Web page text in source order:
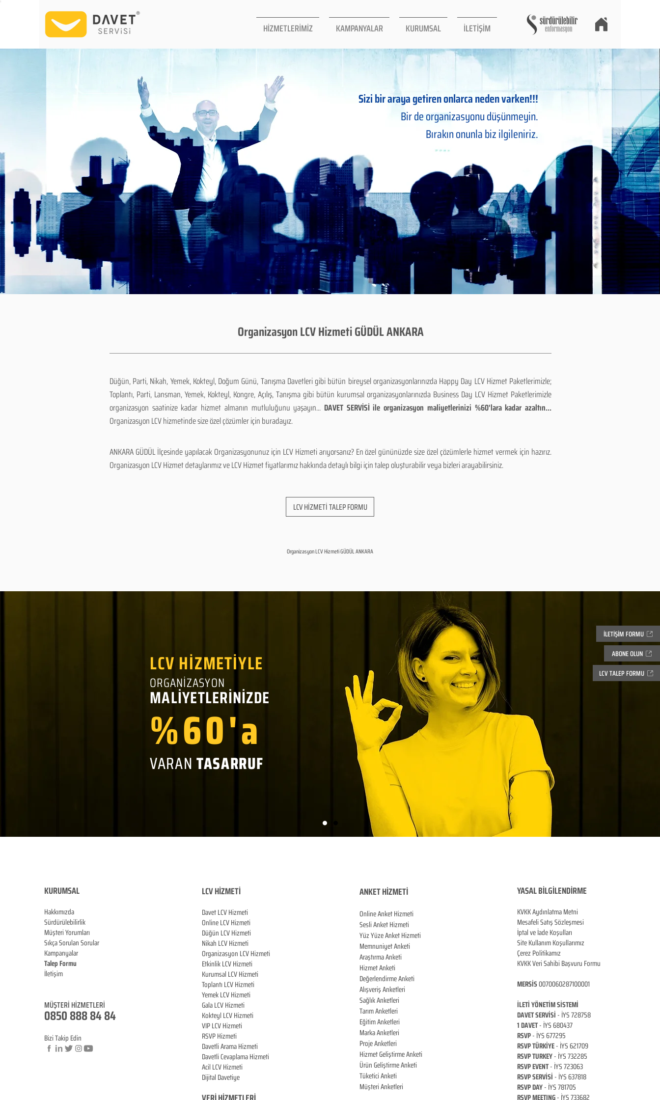
HİZMETLERİMİZ KAMPANYALAR KURUMSAL İLETİŞİM
ABONE OLUN
LCV TALEP FORMU
İLETİŞİM FORMU
Sizi bir araya getiren onlarca neden varken!!!
Bir de organizasyonu düşünmeyin.
Bırakın onunla biz ilgileniriz.
Organizasyon LCV Hizmeti GÜDÜL ANKARA
Düğün, Parti, Nikah, Yemek, Kokteyl, Doğum Günü, Tanışma Davetleri gibi bütün bireysel organizasyonlarınızda Happy Day LCV Hizmet Paketlerimizle;
Toplantı, Parti, Lansman, Yemek, Kokteyl, Kongre, Açılış, Tanışma gibi bütün kurumsal organizasyonlarınızda Business Day LCV Hizmet Paketlerimizle
organizasyon saatinize kadar hizmet almanın mutluluğunu yaşayın... DAVET SERVİSİ ile organizasyon maliyetlerinizi %60'lara kadar azaltın...
Organizasyon LCV hizmetinde size özel çözümler için buradayız.
ANKARA GÜDÜL İlçesinde yapılacak Organizasyonunuz için LCV Hizmeti arıyorsanız? En özel gününüzde size özel çözümlerle hizmet vermek için hazırız.
Organizasyon LCV Hizmet detaylarımız ve LCV Hizmet fiyatlarımız hakkında detaylı bilgi için talep oluşturabilir veya bizleri arayabilirsiniz.
LCV HİZMETİ TALEP FORMU
Organizasyon LCV Hizmeti GÜDÜL ANKARA
LCV HİZMETİYLE
ORGANİZASYON
MALİYETLERİNİZDE
%60'a
VARANTASARRUF
KURUMSAL
Hakkımızda
Sürdürülebilirlik
Müşteri Yorumları
Sıkça Sorulan Sorular
Kampanyalar
Talep Formu
İletişim
MÜŞTERİ HİZMETLERİ
0850 888 8484
Bizi Takip Edin
LCV HİZMETİ
Davet LCV Hizmeti
Online LCV Hizmeti
Düğün LCV Hizmeti
Nikah LCV Hizmeti
Organizasyon LCV Hizmeti
Etkinlik LCV Hizmeti
Kurumsal LCV Hizmeti
Toplantı LCV Hizmeti
Yemek LCV Hizmeti
Gala LCV Hizmeti
Kokteyl LCV Hizmeti
VIP LCV Hizmeti
RSVP Hizmeti
Davetli Arama Hizmeti
Davetli Cevaplama Hizmeti
Acil LCV Hizmeti
Dijital Davetiye
ANKET HİZMETİ
Online Anket Hizmeti
Sesli Anket Hizmeti
Yüz Yüze Anket Hizmeti
Memnuniyet Anketi
Araştırma Anketi
Hizmet Anketi
Değerlendirme Anketi
Alışveriş Anketleri
Sağlık Anketleri
Tarım Anketleri
Eğitim Anketleri
Marka Anketleri
Proje Anketleri
Hizmet Geliştirme Anketi
Ürün Geliştirme Anketi
Tüketici Anketi
Müşteri Anketleri
YASAL BİLGİLENDİRME
KVKK AydınlatmaMetni
Mesafeli Satış Sözleşmesi
İptal ve İade Koşulları
Site Kullanım Koşullarımız
Çerez Politikamız
KVKK Veri Sahibi Başvuru Formu
MERSİS0070060287100001
İLETİ YÖNETİM SİSTEMİ
DAVET SERVİSİ- İYS 728758
1 DAVET- İYS 680437
RSVP- İYS 677295
RSVP TÜRKİYE- İYS 621709
RSVP TURKEY- İYS 732285
RSVP EVENT- İYS 723063
RSVP SERVİSİ- İYS 637818
RSVP DAY- İYS 781705